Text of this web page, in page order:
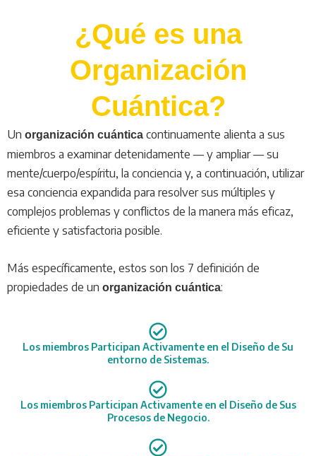
¿Qué es una
Organización
Cuántica?
Un organización cuántica continuamente alienta a sus
miembros a examinar detenidamente — y ampliar — su
mente/cuerpo/espíritu, la conciencia y, a continuación, utilizar
esa conciencia expandida para resolver sus múltiples y
complejos problemas y conflictos de la manera más eficaz,
eficiente y satisfactoria posible.
Más específicamente, estos son los 7 definición de
propiedades de un organización cuántica:
Los miembros Participan Activamente en el Diseño de Su
entorno de Sistemas.
Los miembros Participan Activamente en el Diseño de Sus
Procesos de Negocio.